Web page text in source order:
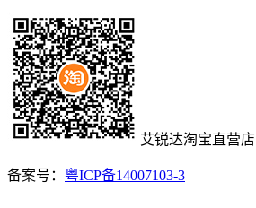
艾锐达淘宝直营店
备案号： 粤ICP备14007103-3